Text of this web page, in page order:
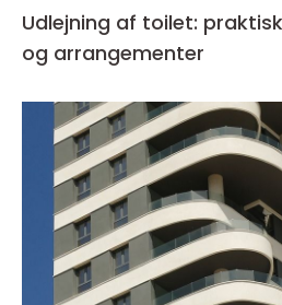
Udlejning af toilet:
og arrangementer